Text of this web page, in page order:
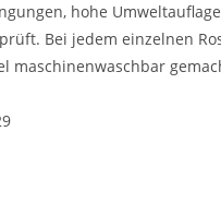
hohe
Bei jedem einzelnen
maschinenwaschbar